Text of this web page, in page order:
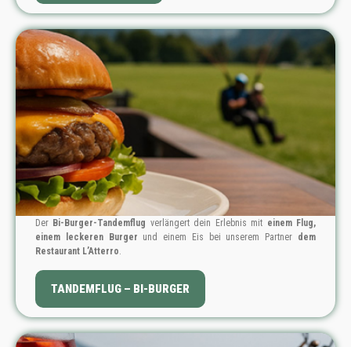
Der Bi-Burger-Tandemflug verlängert dein Erlebnis mit einem Flug,
einem leckeren Burger und einem Eis bei unserem Partner dem
Restaurant L’Atterro
PREIS: 109 €
TANDEMFLUG – BI-BURGER